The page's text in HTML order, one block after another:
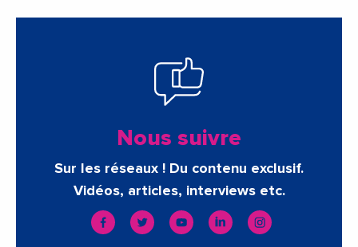
Nous suivre
Sur les réseaux ! Du contenu exclusif.
Vidéos, articles, interviews etc.